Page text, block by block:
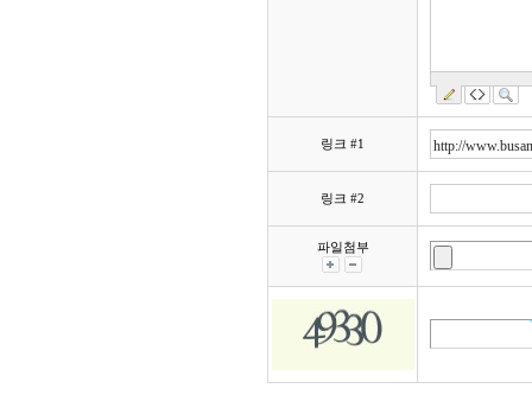
링크 #1
링크 #2
파일첨부